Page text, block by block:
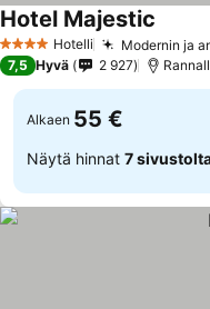
4 Tähtiluokitus
Hotelli Modernin ja
Hotel Majestic
7,5 Hyvä 2 927
Alkaen 55 €
Näytä hinnat 7